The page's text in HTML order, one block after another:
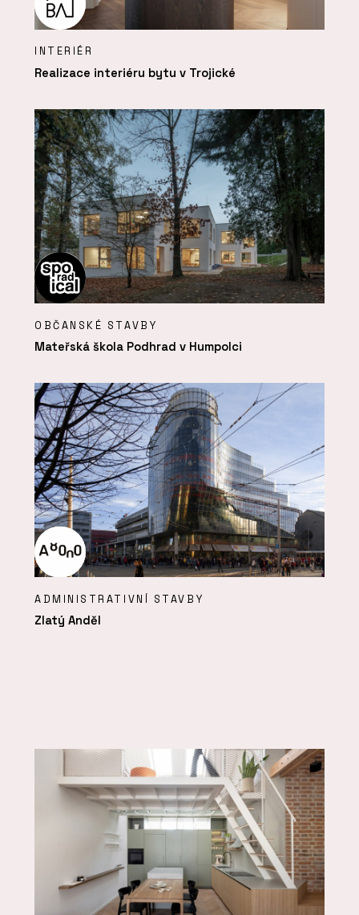
INTERIÉR
Realizace interiéru bytu v Trojické
OBČANSKÉ STAVBY
Mateřská škola Podhrad v Humpolci
ADMINISTRATIVNÍ STAVBY
Zlatý Anděl